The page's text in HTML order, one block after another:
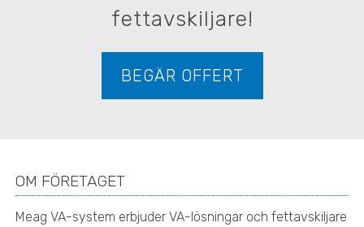
fettavskiljare!
BEGÄR OFFERT
OM FÖRETAGET
Meag VA-system erbjuder VA-lösningar och fettavskiljare